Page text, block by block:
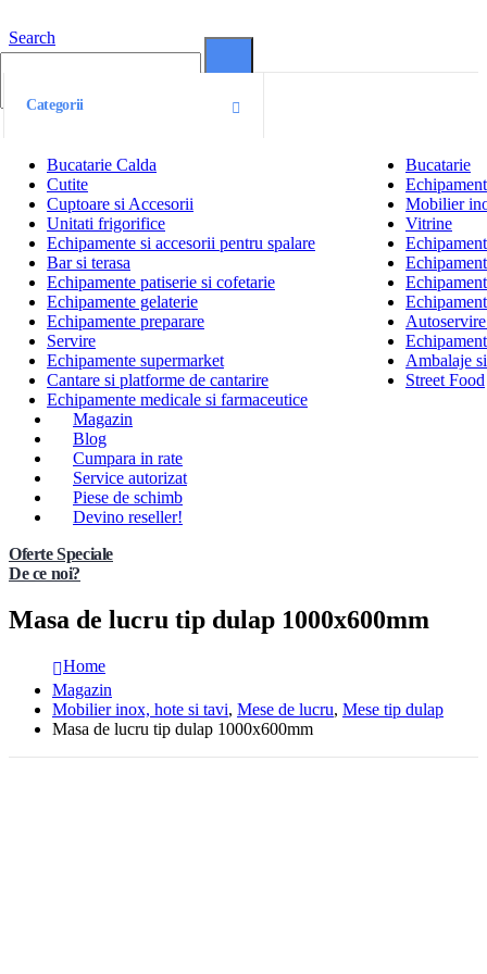
Search
Categorii
Bucatarie Calda
Bucatarie
Cutite
Cuptoare si Accesorii
Mobilier
Unitati frigorifice
Vitrine
Echipamente si accesorii pentru spalare
Bar si terasa
Echipamente patiserie si cofetarie
Echipamente gelaterie
Echipamente preparare
Servire
Echipamente supermarket
Ambalaje
Cantare si platforme de cantarire
Street Food
Echipamente medicale si farmaceutice
Magazin
Blog
Cumpara in rate
Service autorizat
Piese de schimb
Devino reseller!
Oferte Speciale
De ce noi?
Masa de lucru tip dulap 1000x600mm
Home
Magazin
Mobilier inox, hote si tavi, Mese de lucru, Mese tip dulap
Masa de lucru tip dulap 1000x600mm